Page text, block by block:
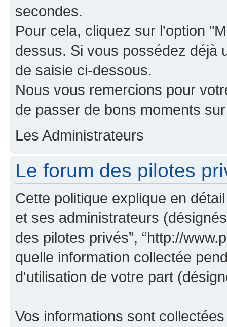
secondes.
Pour cela, cliquez sur l'option
dessus. Si vous possédez déjà
de saisie ci-dessous.
Nous vous remercions pour
de passer de bons moments
Les Administrateurs
Le forum des pilotes
Cette politique explique en
et ses administrateurs (désignés
des pilotes privés”, “http://
quelle information collectée
d'utilisation de votre part
Vos informations sont